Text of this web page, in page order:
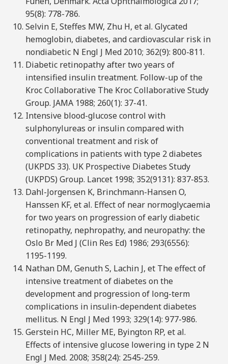
95(8): 778-786.
Selvin E, Steffes MW, Zhu H, et al. Glycated
hemoglobin, diabetes, and cardiovascular risk in
nondiabetic N Engl J Med 2010; 362(9): 800-811.
Diabetic retinopathy after two years of
intensified insulin treatment. Follow-up of the
Kroc Collaborative The Kroc Collaborative Study
Group. JAMA 1988; 260(1): 37-41.
Intensive blood-glucose control with
sulphonylureas or insulin compared with
conventional treatment and risk of
complications in patients with type 2 diabetes
(UKPDS 33). UK Prospective Diabetes Study
(UKPDS) Group. Lancet 1998; 352(9131): 837-853.
Dahl-Jorgensen K, Brinchmann-Hansen O,
Hanssen KF, et al. Effect of near normoglycaemia
for two years on progression of early diabetic
retinopathy, nephropathy, and neuropathy: the
Oslo Br Med J (Clin Res Ed) 1986; 293(6556):
1195-1199.
Nathan DM, Genuth S, Lachin J, et The effect of
intensive treatment of diabetes on the
development and progression of long-term
complications in insulin-dependent diabetes
mellitus. N Engl J Med 1993; 329(14): 977-986.
Gerstein HC, Miller ME, Byington RP, et al.
Effects of intensive glucose lowering in type 2 N
Engl J Med. 2008; 358(24): 2545-259.